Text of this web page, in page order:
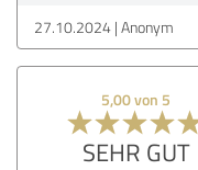
27.10.2024 Anonym
5,00 von 5
SEHR GUT